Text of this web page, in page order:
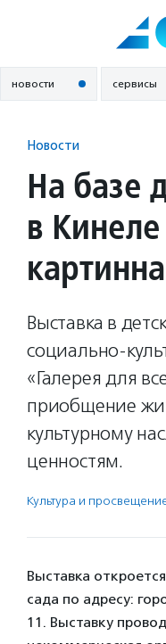
новости сервисы
Новости
На базе
в
Выставка в
социально-
«Галерея для
приобщение
культурному
ценностям.
Культура и
Выставка
сада по адресу:
11. Выставку